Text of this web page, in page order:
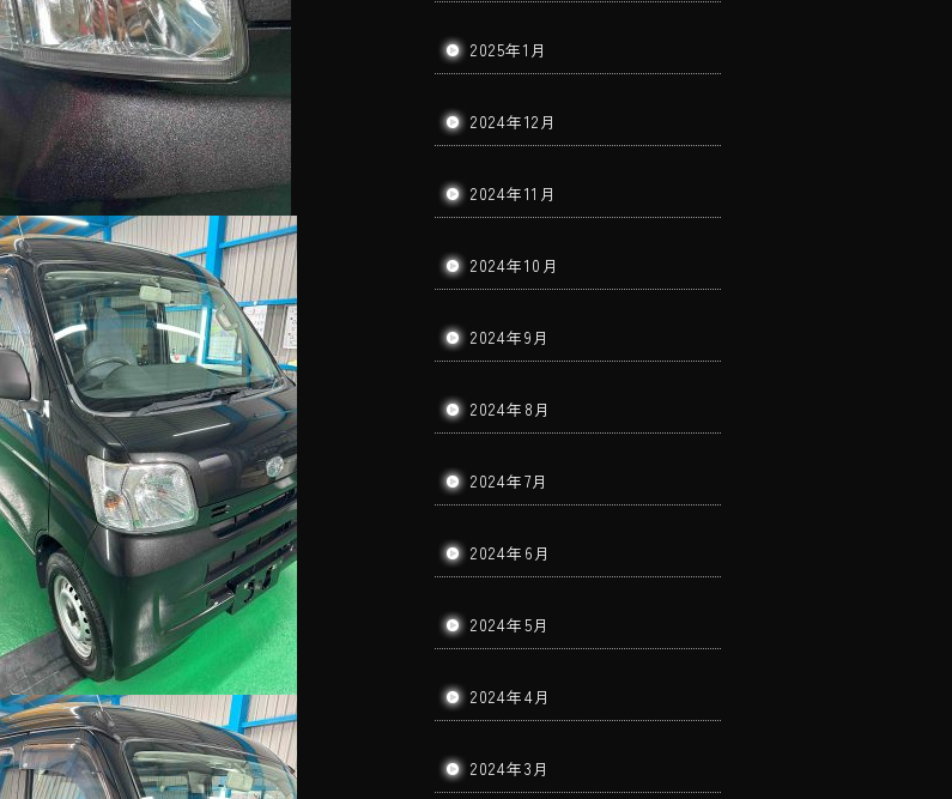
2025年1月
2024年12月
2024年11月
2024年10月
2024年9月
2024年8月
2024年7月
2024年6月
2024年5月
2024年4月
2024年3月